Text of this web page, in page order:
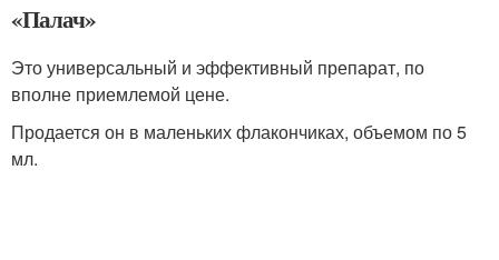
«Палач»
Это универсальный и эффективный препарат, по
вполне приемлемой цене.
Продается он в маленьких флакончиках, объемом по 5
мл.